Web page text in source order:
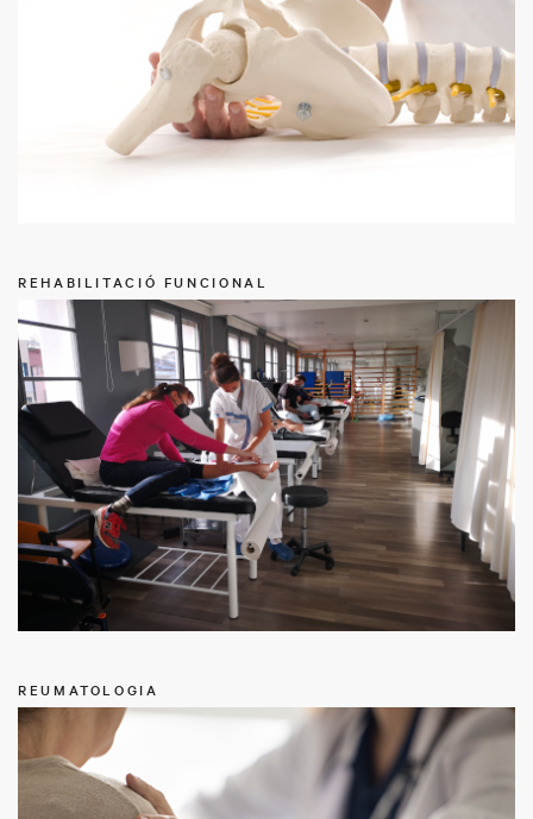
REHABILITACIÓ FUNCIONAL
REUMATOLOGIA